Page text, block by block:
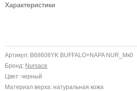
Характеристики
Артикул: B68608YK BUFFALO+NAPA NUR_Mк0
Бренд: Nursace
Цвет: черный
Материал верха: натуральная кожа